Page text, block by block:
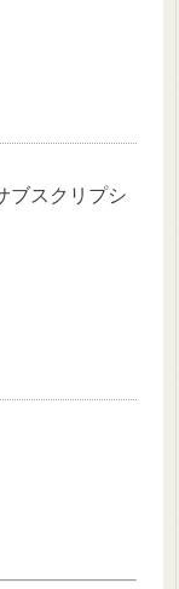
ブスクリプシ